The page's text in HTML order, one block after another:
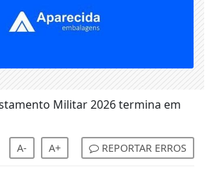
A- A+ REPORTAR ERROS